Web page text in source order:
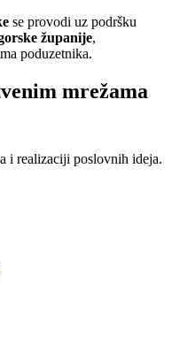
se provodi uz podršku
županije,
poduzetnika.
mrežama
i realizaciji poslovnih ideja.